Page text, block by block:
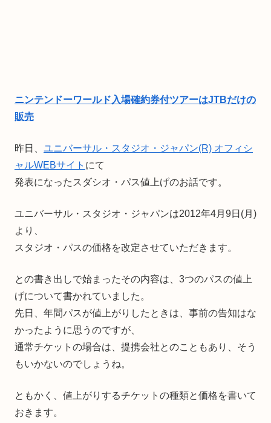
ニンテンドーワールド入場確約券付ツアーはJTBだけの
販売
昨日、 ユニバーサル・スタジオ・ジャパン(R) オフィシ
ャルWEBサイト にて
発表になったスダシオ・パス値上げのお話です。
ユニバーサル・スタジオ・ジャパンは2012年4月9日(月)
より、
スタジオ・パスの価格を改定させていただきます。
との書き出しで始まったその内容は、3つのパスの値上
げについて書かれていました。
先日、年間パスが値上がりしたときは、事前の告知はな
かったように思うのですが、
通常チケットの場合は、提携会社とのこともあり、そう
もいかないのでしょうね。
ともかく、値上がりするチケットの種類と価格を書いて
おきます。